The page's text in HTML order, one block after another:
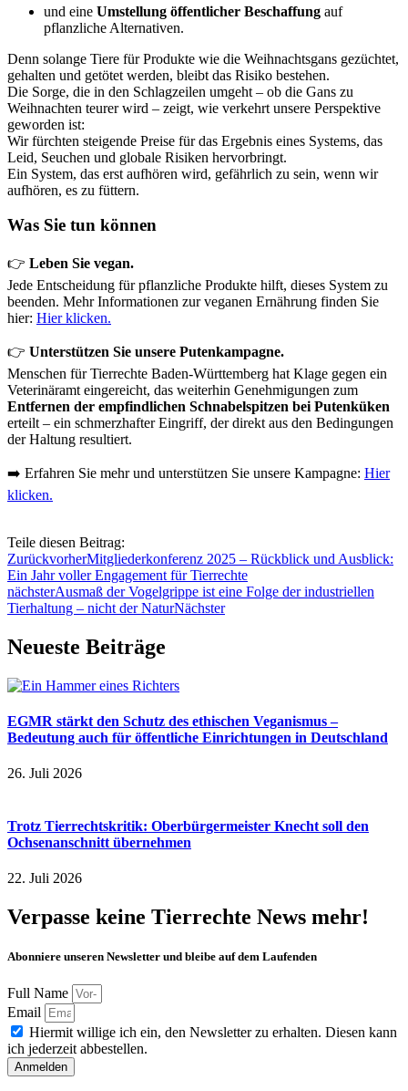
und eine Umstellung öffentlicher Beschaffung auf
pflanzliche Alternativen.
Denn solange Tiere für Produkte wie die Weihnachtsgans gezüchtet,
gehalten und getötet werden, bleibt das Risiko bestehen.
Die Sorge, die in den Schlagzeilen umgeht – ob die Gans zu
Weihnachten teurer wird – zeigt, wie verkehrt unsere Perspektive
geworden ist:
Wir fürchten steigende Preise für das Ergebnis eines Systems, das
Leid, Seuchen und globale Risiken hervorbringt.
Ein System, das erst aufhören wird, gefährlich zu sein, wenn wir
aufhören, es zu füttern.
Was Sie tun können
👉 Leben Sie vegan.
Jede Entscheidung für pflanzliche Produkte hilft, dieses System zu
beenden. Mehr Informationen zur veganen Ernährung finden Sie
hier: Hier klicken.
👉 Unterstützen Sie unsere Putenkampagne.
Menschen für Tierrechte Baden-Württemberg hat Klage gegen ein
Veterinäramt eingereicht, das weiterhin Genehmigungen zum
Entfernen der empfindlichen Schnabelspitzen bei Putenküken
erteilt – ein schmerzhafter Eingriff, der direkt aus den Bedingungen
der Haltung resultiert.
➡️ Erfahren Sie mehr und unterstützen Sie unsere Kampagne: Hier
klicken.
Teile diesen Beitrag:
ZurückvorherMitgliederkonferenz 2025 – Rückblick und Ausblick:
Ein Jahr voller Engagement für Tierrechte
nächsterAusmaß der Vogelgrippe ist eine Folge der industriellen
Tierhaltung – nicht der NaturNächster
Neueste Beiträge
EGMR stärkt den Schutz des ethischen Veganismus –
Bedeutung auch für öffentliche Einrichtungen in Deutschland
26. Juli 2026
Trotz Tierrechtskritik: Oberbürgermeister Knecht soll den
Ochsenanschnitt übernehmen
22. Juli 2026
Verpasse keine Tierrechte News mehr!
Abonniere unseren Newsletter und bleibe auf dem Laufenden
Full Name
Email
Hiermit willige ich ein, den Newsletter zu erhalten. Diesen kann
ich jederzeit abbestellen.
Anmelden